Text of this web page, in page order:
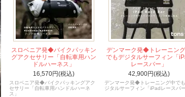
スロベニア発◆バイクパッキン
グアクセサリー「自転車用ハン
ドルハーネス」
16,570円(税込)
スロベニア発◆バイクパッキングアク
セサリー「自転車用ハンドルハーネ
ス」
デンマーク発◆トレーニン
でもデジタルサーフィン「
レースバー」
42,900円(税込)
デンマーク発◆トレーニング中で
ジタルサーフィン「iPadレースバー